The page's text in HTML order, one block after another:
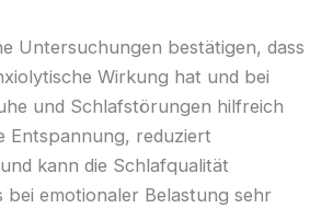
Untersuchungen bestätigen, dass
Wirkung hat und bei
und Schlafstörungen hilfreich
Entspannung, reduziert
kann die Schlafqualität
bei emotionaler Belastung sehr